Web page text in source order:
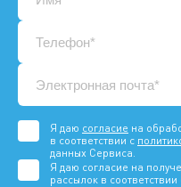
Я даю согласие на
в соответствии с
данных Сервиса.
Я даю согласие на
рассылок в соответствии